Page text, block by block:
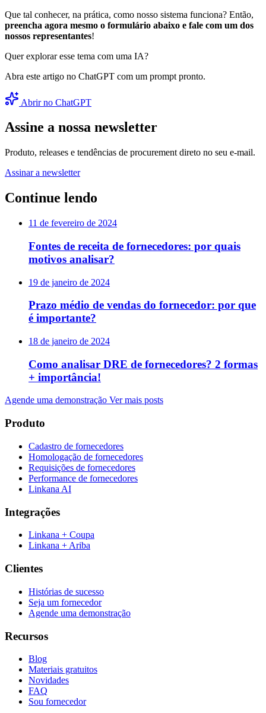
Que tal conhecer, na prática, como nosso sistema funciona? Então,
preencha agora mesmo o formulário abaixo e fale com um dos
nossos representantes!
Quer explorar esse tema com uma IA?
Abra este artigo no ChatGPT com um prompt pronto.
Abrir no ChatGPT
Assine a nossa newsletter
Produto, releases e tendências de procurement direto no seu e-mail.
Assinar a newsletter
Continue lendo
11 de fevereiro de 2024
Fontes de receita de fornecedores: por quais
motivos analisar?
19 de janeiro de 2024
Prazo médio de vendas do fornecedor: por que
é importante?
18 de janeiro de 2024
Como analisar DRE de fornecedores? 2 formas
+ importância!
Agende uma demonstração Ver mais posts
Produto
Cadastro de fornecedores
Homologação de fornecedores
Requisições de fornecedores
Performance de fornecedores
Linkana AI
Integrações
Linkana + Coupa
Linkana + Ariba
Clientes
Histórias de sucesso
Seja um fornecedor
Agende uma demonstração
Recursos
Blog
Materiais gratuitos
Novidades
FAQ
Sou fornecedor